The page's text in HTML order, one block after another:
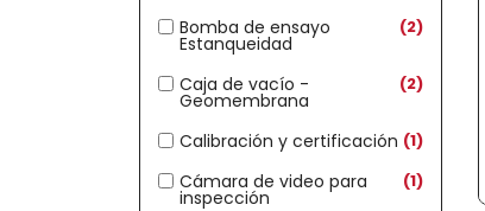
Bomba de ensayo
Estanqueidad
2
Caja de vacío -
Geomembrana
2
Calibración y certificación 1
Cámara de video para
inspección
1